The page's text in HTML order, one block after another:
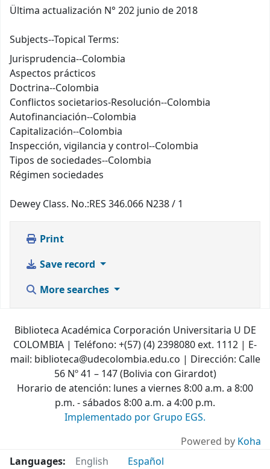
Ültima actualización N° 202 junio de 2018
Subjects--Topical Terms:
Jurisprudencia--Colombia
Aspectos prácticos
Doctrina--Colombia
Conflictos societarios-Resolución--Colombia
Autofinanciación--Colombia
Capitalización--Colombia
Inspección, vigilancia y control--Colombia
Tipos de sociedades--Colombia
Régimen sociedades
Dewey Class. No.:RES 346.066 N238 / 1
Print
Save record
More searches
Biblioteca Académica Corporación Universitaria U DE
COLOMBIA | Teléfono: +(57) (4) 2398080 ext. 1112 | E-
mail: biblioteca@udecolombia.edu.co | Dirección: Calle
56 Nº 41 – 147 (Bolivia con Girardot)
Horario de atención: lunes a viernes 8:00 a.m. a 8:00
p.m. - sábados 8:00 a.m. a 4:00 p.m.
Implementado por Grupo EGS.
Powered by Koha
Languages:
English Español